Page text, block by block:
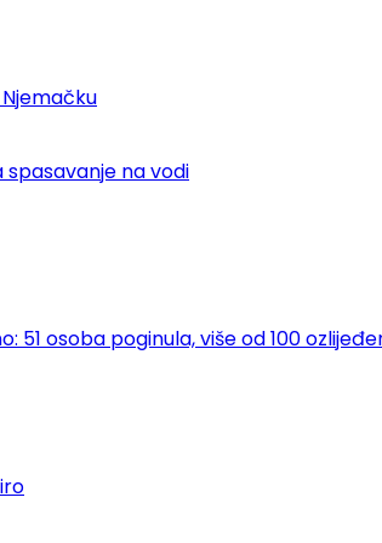
na vodi
51 osoba poginula, više od 100